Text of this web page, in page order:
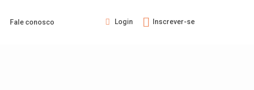
Login Inscrever-se
Fale conosco